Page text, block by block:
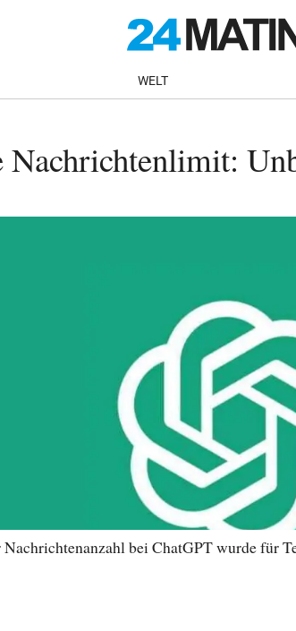
WELT
Nachrichtenlimit:
bei ChatGPT wurde für